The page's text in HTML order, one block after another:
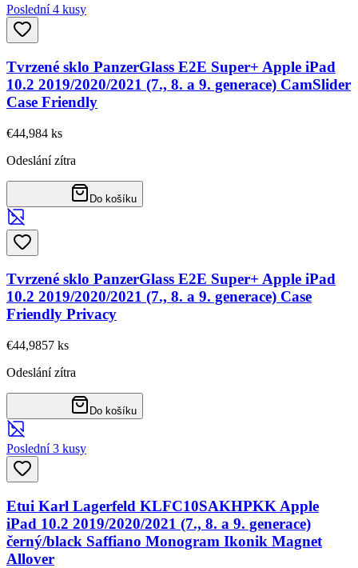
Poslední 4 kusy
Tvrzené sklo PanzerGlass E2E Super+ Apple iPad
10.2 2019/2020/2021 (7., 8. a 9. generace) CamSlider
Case Friendly
€44,984 ks
Odeslání zítra
Do košíku
Tvrzené sklo PanzerGlass E2E Super+ Apple iPad
10.2 2019/2020/2021 (7., 8. a 9. generace) Case
Friendly Privacy
€44,9857 ks
Odeslání zítra
Do košíku
Poslední 3 kusy
Etui Karl Lagerfeld KLFC10SAKHPKK Apple
iPad 10.2 2019/2020/2021 (7., 8. a 9. generace)
černý/black Saffiano Monogram Ikonik Magnet
Allover